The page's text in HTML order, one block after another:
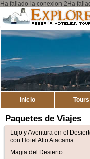
Ha fallado la conexion 2Ha
Inicio Tours
Paquetes de Viajes
Lujo y Aventura en el
con Hotel Alto Atacama
Magia del Desierto